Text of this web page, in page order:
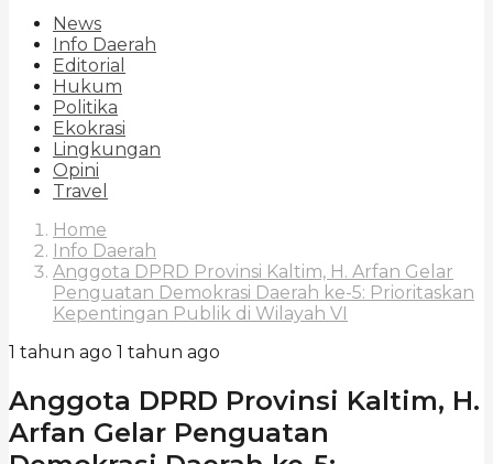
News
Info Daerah
Editorial
Hukum
Politika
Ekokrasi
Lingkungan
Opini
Travel
Home
Info Daerah
Anggota DPRD Provinsi Kaltim, H. Arfan Gelar
Penguatan Demokrasi Daerah ke-5: Prioritaskan
Kepentingan Publik di Wilayah VI
1 tahun ago 1 tahun ago
Anggota DPRD Provinsi Kaltim, H.
Arfan Gelar Penguatan